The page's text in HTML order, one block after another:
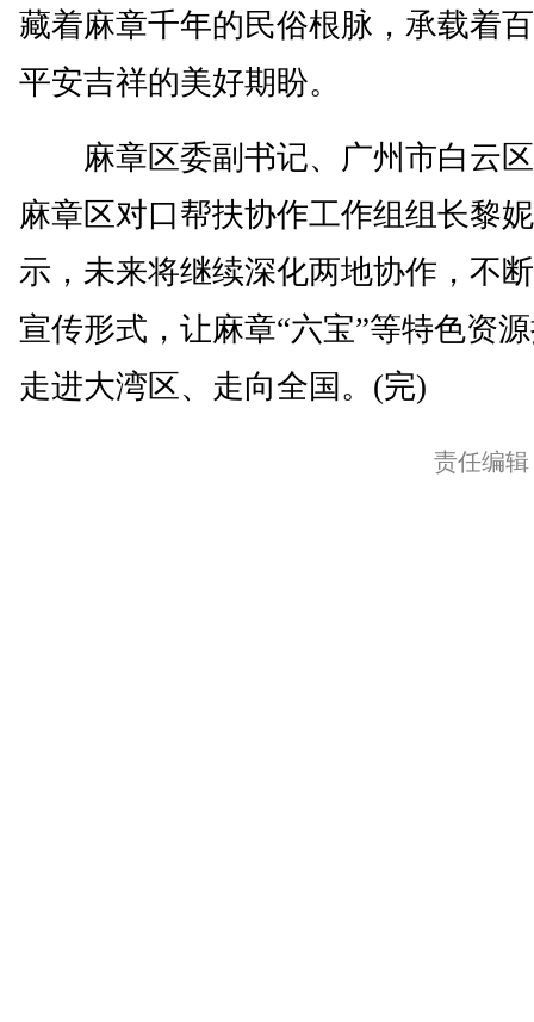
藏着麻章千年的民俗根脉，承载着
平安吉祥的美好期盼。
麻章区委副书记、广州市白云
麻章区对口帮扶协作工作组组长黎
示，未来将继续深化两地协作，不
宣传形式，让麻章“六宝”等特色资
走进大湾区、走向全国。(完)
责任编